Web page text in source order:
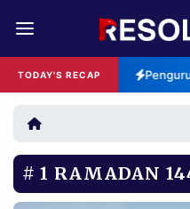
TODAY'S RECAP
REDAKSI
RESOLUSI IKLAN
RUBRIKASI
EDITORIAL AKSARA
1 RAMADAN